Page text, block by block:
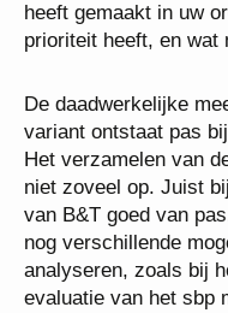
heeft gemaakt in uw
prioriteit heeft, en wat
De daadwerkelijke
variant ontstaat pas
Het verzamelen van
niet zoveel op. Juist
van B&T goed van
nog verschillende
analyseren, zoals bij
evaluatie van het sbp